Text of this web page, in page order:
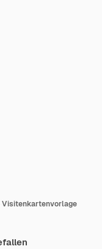
Visitenkartenvorlage